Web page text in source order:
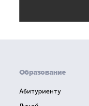
Образование
Абитуриенту